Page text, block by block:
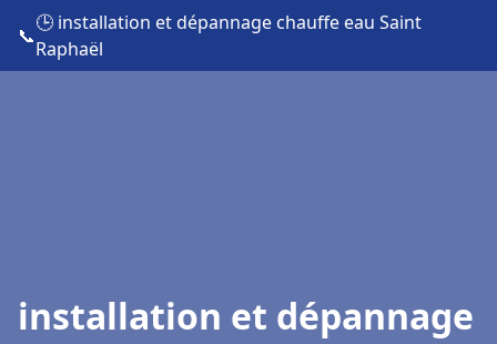
📞
🕒 installation et dépannage chauffe eau Saint
Raphaël
installation et dépannage